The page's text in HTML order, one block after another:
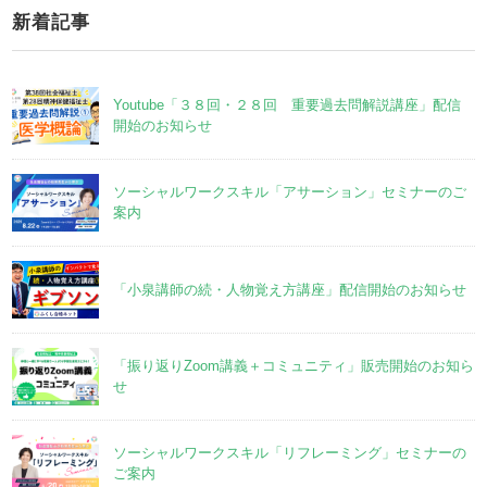
新着記事
Youtube「３８回・２８回 重要過去問解説講座」配信
開始のお知らせ
ソーシャルワークスキル「アサーション」セミナーのご
案内
「小泉講師の続・人物覚え方講座」配信開始のお知らせ
「振り返りZoom講義＋コミュニティ」販売開始のお知ら
せ
ソーシャルワークスキル「リフレーミング」セミナーの
ご案内